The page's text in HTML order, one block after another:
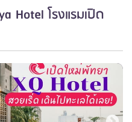
Hotel โรงแรมเปิด